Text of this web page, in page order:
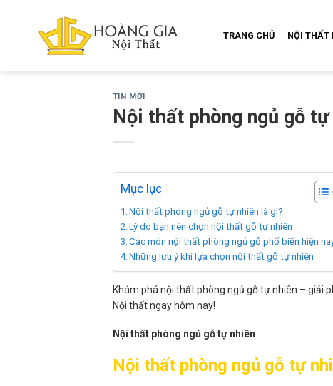
TRANG CHỦ NỘI THẤT
TIN MỚI
Nội thất phòng ngủ gỗ
Mục lục
Nội thất phòng ngủ gỗ tự nhiên là gì?
Lý do bạn nên chọn nội thất gỗ tự nhiên
Các món nội thất phòng ngủ gỗ phổ biến hiện
Những lưu ý khi lựa chọn nội thất gỗ tự nhiên
Khám phá nội thất phòng ngủ gỗ tự nhiên – giải
Nội thất ngay hôm nay!
Nội thất phòng ngủ gỗ tự nhiên
Nội thất phòng ngủ gỗ tự